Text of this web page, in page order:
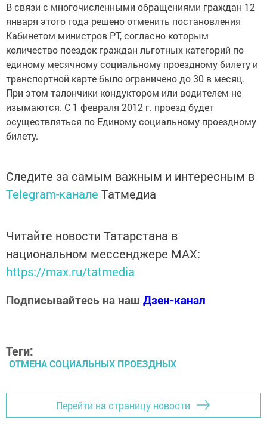
В связи с многочисленными обращениями граждан 12
января этого года решено отменить постановления
Кабинетом министров РТ, согласно которым
количество поездок граждан льготных категорий по
единому месячному социальному проездному билету и
транспортной карте было ограничено до 30 в месяц.
При этом талончики кондуктором или водителем не
изымаются. С 1 февраля 2012 г. проезд будет
осуществляться по Единому социальному проездному
билету.
Следите за самым важным и интересным в
Telegram-канале Татмедиа
Читайте новости Татарстана в
национальном мессенджере MАХ:
https://max.ru/tatmedia
Подписывайтесь на наш Дзен-канал
Теги:
ОТМЕНА СОЦИАЛЬНЫХ ПРОЕЗДНЫХ
Перейти на страницу новости